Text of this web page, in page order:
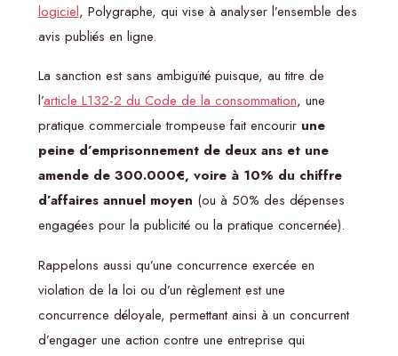
logiciel, Polygraphe, qui vise à analyser l’ensemble des
avis publiés en ligne.
La sanction est sans ambiguïté puisque, au titre de
l’article L132-2 du Code de la consommation, une
pratique commerciale trompeuse fait encourir une
peine d’emprisonnement de deux ans et une
amende de 300.000€, voire à 10% du chiffre
d’affaires annuel moyen (ou à 50% des dépenses
engagées pour la publicité ou la pratique concernée).
Rappelons aussi qu’une concurrence exercée en
violation de la loi ou d’un règlement est une
concurrence déloyale, permettant ainsi à un concurrent
d’engager une action contre une entreprise qui